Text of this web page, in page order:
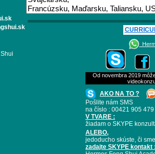
Od novembra 2019
AKO NA TO ?
Pošlite nám SMS
na číslo : 00421 905
V TVARE :
žiadam o SKYPE
ALEBO,
jedoducho skúste, či
zadajte SKYPE kontakt